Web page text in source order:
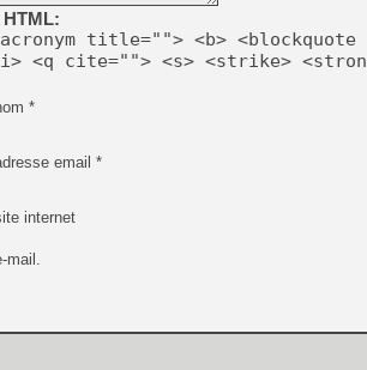
[Mo5] Brickboy cherche à
[GK] Minecraft et ses «
[GK] Beast of
[GK] Ubisoft : fin de partie
[GK] Mémoire cash -
[GK] Dan Houser (GTA)
[GK] Comment EA Sports
[GK] Crimson Moon : un
[GK] Isle of Reveries : le
title=""> <b> <blockquote
<q cite=""> <s> <strike>
*
email *
internet
mail.